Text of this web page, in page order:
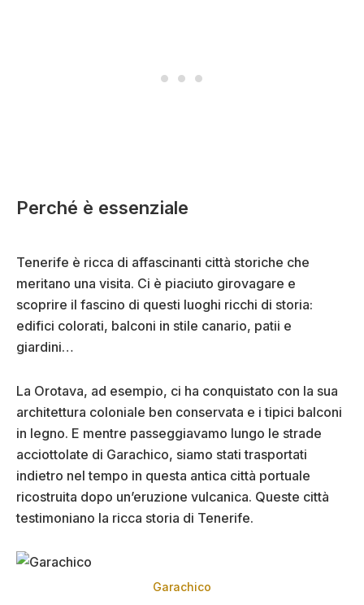
Perché è essenziale
Tenerife è ricca di affascinanti città storiche che
meritano una visita. Ci è piaciuto girovagare e
scoprire il fascino di questi luoghi ricchi di storia:
edifici colorati, balconi in stile canario, patii e
giardini…
La Orotava, ad esempio, ci ha conquistato con la sua
architettura coloniale ben conservata e i tipici balconi
in legno. E mentre passeggiavamo lungo le strade
acciottolate di Garachico, siamo stati trasportati
indietro nel tempo in questa antica città portuale
ricostruita dopo un’eruzione vulcanica. Queste città
testimoniano la ricca storia di Tenerife.
Garachico